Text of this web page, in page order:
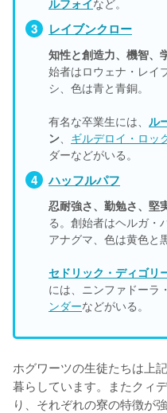
ルフォイなど。
レイブンクロー
知性と創造力、機智、
始者はロウェナ・レイ
シ、色は青と青銅。
有名な卒業生には、 ル
ン、 ギルデロイ・ロッ
ダーなどがいる。
ハッフルパフ
忍耐強さ、勤勉さ、堅
る。創始者はヘルガ・
アナグマ、色は黄色と
セドリック・ディゴリ
には、ニンファドーラ
ンダーなどがいる。
ホグワーツの生徒たちは上
暮らしています。またクィ
り、それぞれの寮の特徴が強